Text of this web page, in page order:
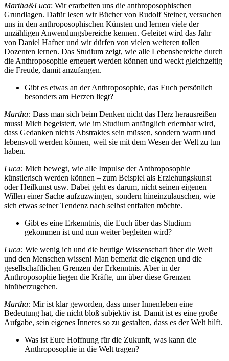
Martha&Luca: Wir erarbeiten uns die anthroposophischen
Grundlagen. Dafür lesen wir Bücher von Rudolf Steiner, versuchen
uns in den anthroposophischen Künsten und lernen viele der
unzähligen Anwendungsbereiche kennen. Geleitet wird das Jahr
von Daniel Hafner und wir dürfen von vielen weiteren tollen
Dozenten lernen. Das Studium zeigt, wie alle Lebensbereiche durch
die Anthroposophie erneuert werden können und weckt gleichzeitig
die Freude, damit anzufangen.
Gibt es etwas an der Anthroposophie, das Euch persönlich
besonders am Herzen liegt?
Martha: Dass man sich beim Denken nicht das Herz herausreißen
muss! Mich begeistert, wie im Studium anfänglich erlernbar wird,
dass Gedanken nichts Abstraktes sein müssen, sondern warm und
lebensvoll werden können, weil sie mit dem Wesen der Welt zu tun
haben.
Luca: Mich bewegt, wie alle Impulse der Anthroposophie
künstlerisch werden können – zum Beispiel als Erziehungskunst
oder Heilkunst usw. Dabei geht es darum, nicht seinen eigenen
Willen einer Sache aufzuzwingen, sondern hineinzulauschen, wie
sich etwas seiner Tendenz nach selbst entfalten möchte.
Gibt es eine Erkenntnis, die Euch über das Studium
gekommen ist und nun weiter begleiten wird?
Luca: Wie wenig ich und die heutige Wissenschaft über die Welt
und den Menschen wissen! Man bemerkt die eigenen und die
gesellschaftlichen Grenzen der Erkenntnis. Aber in der
Anthroposophie liegen die Kräfte, um über diese Grenzen
hinüberzugehen.
Martha: Mir ist klar geworden, dass unser Innenleben eine
Bedeutung hat, die nicht bloß subjektiv ist. Damit ist es eine große
Aufgabe, sein eigenes Inneres so zu gestalten, dass es der Welt hilft.
Was ist Eure Hoffnung für die Zukunft, was kann die
Anthroposophie in die Welt tragen?